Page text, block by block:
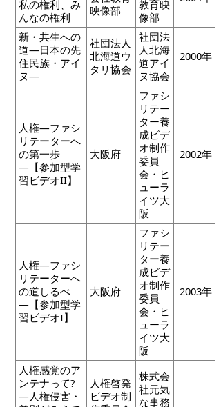
私の権利、み
んなの権利
映像部
教育映
像部
新・共生への
道―日本の先
住民族・アイ
ヌ―
社団法人
北海道ウ
タリ協会
社団法
人北海
道アイ
ヌ協会
2000年
人権―ファシ
リテーターへ
の第一歩
―【参加型学
習ビデオII】
大阪府
ファシ
リテー
ター養
成ビデ
オ制作
委員
会・ヒ
ューラ
イツ大
阪
2002年
人権―ファシ
リテーターへ
の道しるべ
―【参加型学
習ビデオI】
大阪府
ファシ
リテー
ター養
成ビデ
オ制作
委員
会・ヒ
ューラ
イツ大
阪
2003年
人権感覚のア
ンテナって?
―人権侵害・
人権啓発
ビデオ制
株式会
社元気
な事務